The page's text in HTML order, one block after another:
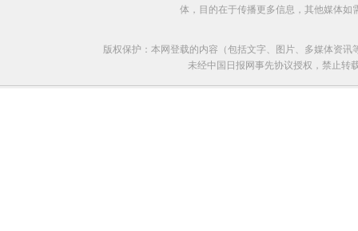
体，目的在于传播更多信息，其他媒体
版权保护：本网登载的内容（包括文字、图片、多媒体资
未经中国日报网事先协议授权，禁止转